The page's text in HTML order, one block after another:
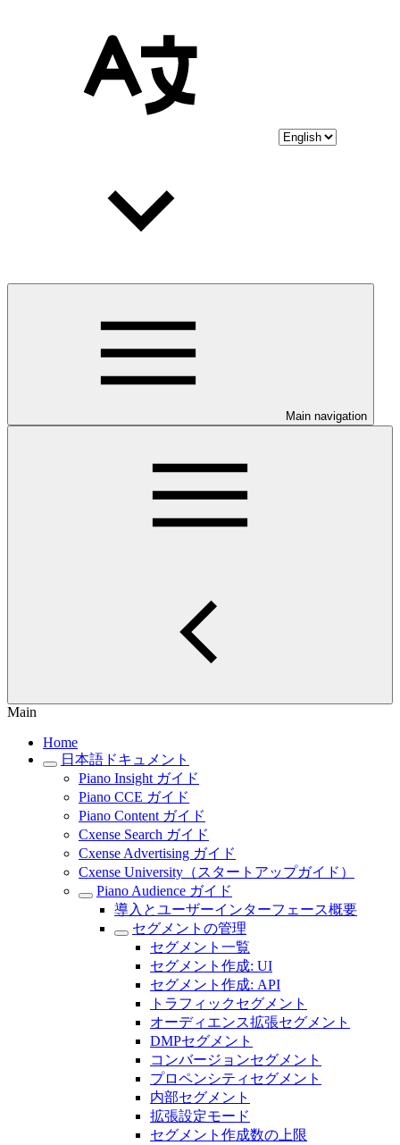
Main navigation
Main
Home
日本語ドキュメント
Piano Insight ガイド
Piano CCE ガイド
Piano Content ガイド
Cxense Search ガイド
Cxense Advertising ガイド
Cxense University（スタートアップガイド）
Piano Audience ガイド
導入とユーザーインターフェース概要
セグメントの管理
セグメント一覧
セグメント作成: UI
セグメント作成: API
トラフィックセグメント
オーディエンス拡張セグメント
DMPセグメント
コンバージョンセグメント
プロペンシティセグメント
内部セグメント
拡張設定モード
セグメント作成数の上限